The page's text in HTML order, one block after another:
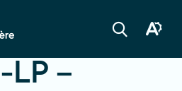
Ouvrir
Ouvrir
LP –